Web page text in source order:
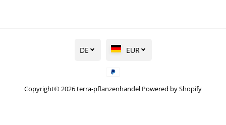
Copyright© 2026terra-pflanzenhandel Powered by Shopify
DE EUR